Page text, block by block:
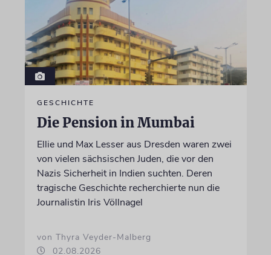
GESCHICHTE
Die Pension in Mumbai
Ellie und Max Lesser aus Dresden waren zwei
von vielen sächsischen Juden, die vor den
Nazis Sicherheit in Indien suchten. Deren
tragische Geschichte recherchierte nun die
Journalistin Iris Völlnagel
von Thyra Veyder-Malberg
02.08.2026